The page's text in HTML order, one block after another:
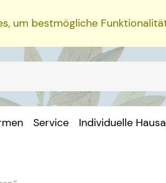
um bestmögliche
Service Individuelle